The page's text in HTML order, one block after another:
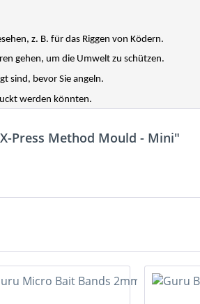
z. B. für das Riggen von Ködern.
gehen, um die Umwelt zu schützen.
sind, bevor Sie angeln.
werden könnten.
Press Method Mould - Mini"